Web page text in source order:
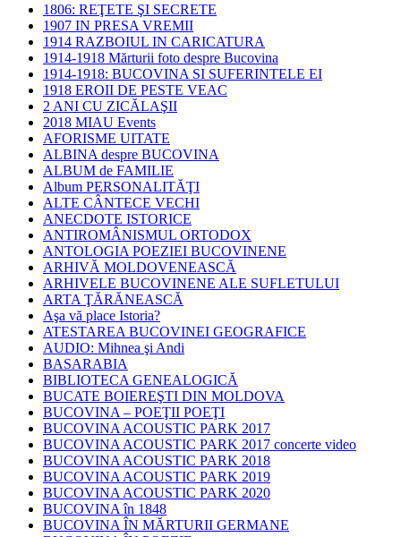
1806: REŢETE ŞI SECRETE
1907 IN PRESA VREMII
1914 RAZBOIUL IN CARICATURA
1914-1918 Mărturii foto despre Bucovina
1914-1918: BUCOVINA SI SUFERINTELE EI
1918 EROII DE PESTE VEAC
2 ANI CU ZICĂLAŞII
2018 MIAU Events
AFORISME UITATE
ALBINA despre BUCOVINA
ALBUM de FAMILIE
Album PERSONALITĂŢI
ALTE CÂNTECE VECHI
ANECDOTE ISTORICE
ANTIROMÂNISMUL ORTODOX
ANTOLOGIA POEZIEI BUCOVINENE
ARHIVĂ MOLDOVENEASCĂ
ARHIVELE BUCOVINENE ALE SUFLETULUI
ARTA ŢĂRĂNEASCĂ
Aşa vă place Istoria?
ATESTAREA BUCOVINEI GEOGRAFICE
AUDIO: Mihnea şi Andi
BASARABIA
BIBLIOTECA GENEALOGICĂ
BUCATE BOIEREŞTI DIN MOLDOVA
BUCOVINA – POEŢII POEŢI
BUCOVINA ACOUSTIC PARK 2017
BUCOVINA ACOUSTIC PARK 2017 concerte video
BUCOVINA ACOUSTIC PARK 2018
BUCOVINA ACOUSTIC PARK 2019
BUCOVINA ACOUSTIC PARK 2020
BUCOVINA în 1848
BUCOVINA ÎN MĂRTURII GERMANE